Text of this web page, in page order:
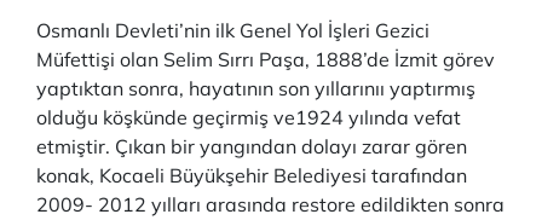
Osmanlı Devleti’nin ilk Genel Yol İşleri Gezici
Müfettişi olan Selim Sırrı Paşa, 1888’de İzmit görev
yaptıktan sonra, hayatının son yıllarınıı yaptırmış
olduğu köşkünde geçirmiş ve1924 yılında vefat
etmiştir. Çıkan bir yangından dolayı zarar gören
konak, Kocaeli Büyükşehir Belediyesi tarafından
2009- 2012 yılları arasında restore edildikten sonra